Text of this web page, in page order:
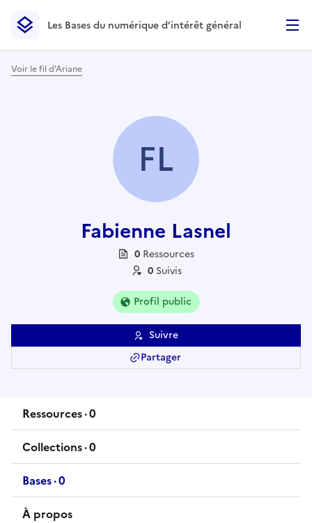
Les Bases du numérique d’intérêt général- Retour à la
Les Bases du numérique d’intérêt général
Voir le fil d'Ariane
FL
Fabienne Lasnel
0 Ressources
0 Suivis
Profil public
Suivre
Partager
Ressources·0
ressources
Collections·0
collections
Bases·0
bases
À propos